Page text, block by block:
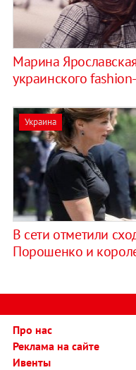
Марина
украинского
Украина
В сети отметили
Порошенко и
Про нас
Реклама на сайте
Ивенты